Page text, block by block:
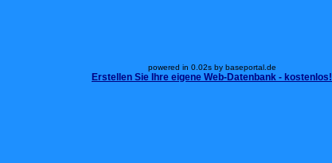
powered in 0.02s by baseportal.de
Erstellen Sie Ihre eigene Web-Datenbank - kostenlos!